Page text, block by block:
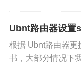
Ubnt路由器设置
根据 Ubnt路由器更
书，大部分情况下